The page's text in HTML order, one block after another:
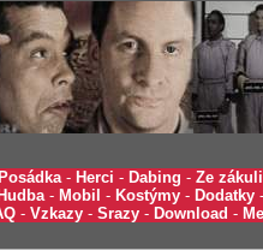
Posádka- Herci - Dabing - Ze
Hudba- Mobil - Kostýmy - Dodatky -
- Vzkazy - Srazy - Download -